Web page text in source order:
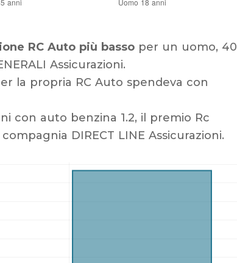
RC Auto più basso per un uomo, 40
Assicurazioni.
la propria RC Auto spendeva con
con auto benzina 1.2, il premio Rc
DIRECT LINE Assicurazioni.